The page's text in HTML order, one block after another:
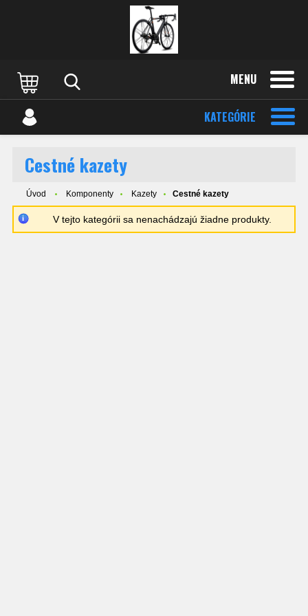
MENU
KATEGÓRIE
Cestné kazety
Úvod Komponenty Kazety Cestné kazety
V tejto kategórii sa nenachádzajú žiadne produkty.